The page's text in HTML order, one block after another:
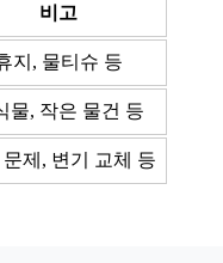
비고
지, 물티슈 등
물, 작은 물건 등
문제, 변기 교체 등